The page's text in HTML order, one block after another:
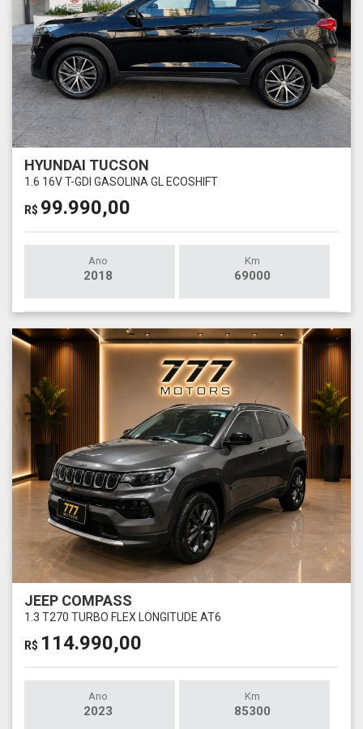
HYUNDAI TUCSON
1.6 16V T-GDI GASOLINA GL ECOSHIFT
R$ 99.990,00
Ano
2018
Km
69000
JEEP COMPASS
1.3 T270 TURBO FLEX LONGITUDE AT6
R$ 114.990,00
Ano
2023
Km
85300